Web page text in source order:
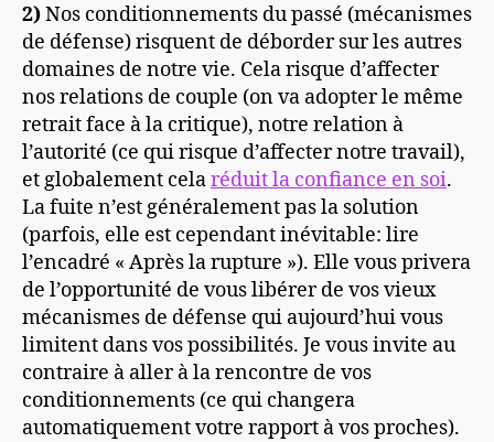
2)Nos conditionnements du passé (mécanismes
de défense) risquent de déborder sur les autres
domaines de notre vie. Cela risque d’affecter
nos relations de couple (on va adopter le même
retrait face à la critique), notre relation à
l’autorité (ce qui risque d’affecter notre travail),
et globalement celaréduit la confiance en soi.
La fuite n’est généralement pas la solution
(parfois, elle est cependant inévitable: lire
l’encadré « Après la rupture »). Elle vous privera
de l’opportunité de vous libérer de vos vieux
mécanismes de défense qui aujourd’hui vous
limitent dans vos possibilités. Je vous invite au
contraire à aller à la rencontre de vos
conditionnements (ce qui changera
automatiquement votre rapport à vos proches).